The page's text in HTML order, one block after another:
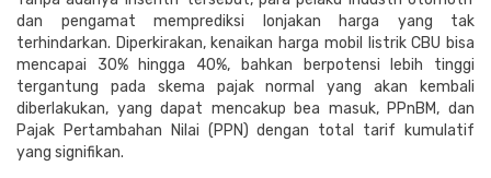
dan pengamat memprediksi lonjakan harga yang tak
terhindarkan. Diperkirakan, kenaikan harga mobil listrik CBU bisa
mencapai 30% hingga 40%, bahkan berpotensi lebih tinggi
tergantung pada skema pajak normal yang akan kembali
diberlakukan, yang dapat mencakup bea masuk, PPnBM, dan
Pajak Pertambahan Nilai (PPN) dengan total tarif kumulatif
yang signifikan.